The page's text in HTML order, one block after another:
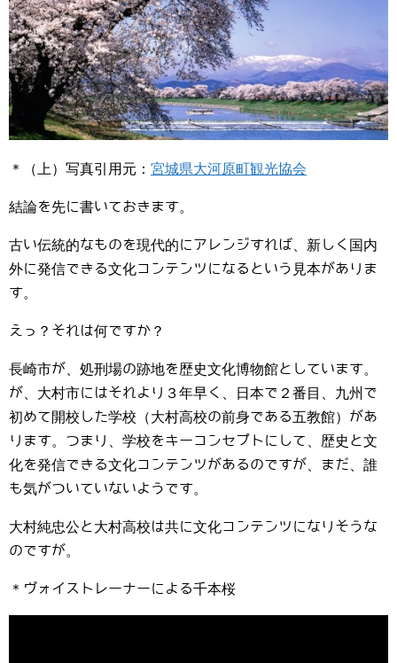
＊（上）写真引用元： 宮城県大河原町観光協会
結論を先に書いておきます。
古い伝統的なものを現代的にアレンジすれば、新しく国内
外に発信できる文化コンテンツになるという見本がありま
す。
えっ？それは何ですか？
長崎市が、処刑場の跡地を歴史文化博物館としています。
が、大村市にはそれより３年早く、日本で２番目、九州で
初めて開校した学校（大村高校の前身である五教館）があ
ります。つまり、学校をキーコンセプトにして、歴史と文
化を発信できる文化コンテンツがあるのですが、まだ、誰
も気がついていないようです。
大村純忠公と大村高校は共に文化コンテンツになりそうな
のですが。
＊ヴォイストレーナーによる千本桜